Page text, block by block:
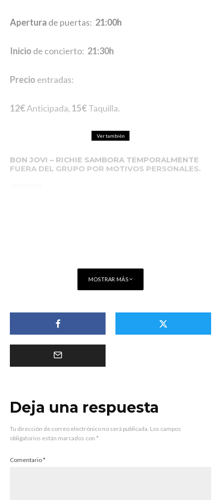
Apertura de puertas: 21:00h
Inicio de concierto: 21:30h
Precio entradas:
12€Anticipada, 15€Taquilla.
Ver también
BON JOVI – RICHIE SAMBORA TEMPORALMENTE
FUERA DEL GRUPO POR MOTIVOS PERSONALES.
MOSTRAR MÁS
Deja una respuesta
Tu dirección de correo electrónico no será publicada. Los campos
obligatorios están marcados con *
Comentario*